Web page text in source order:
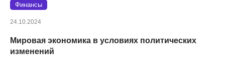
Финансы
24.10.2024
Мировая экономика в условиях политических
изменений